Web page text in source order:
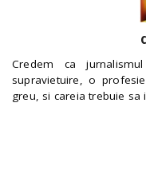
Credem ca
supravietuire, o
greu, si careia trebuie sa